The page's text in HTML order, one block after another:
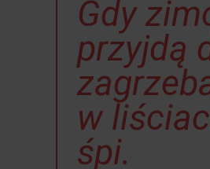
Gdy
przyjdą
w
śpi.